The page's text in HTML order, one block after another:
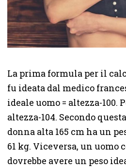
La prima formula per il
fu ideata dal medico
ideale uomo = altezza-100.
altezza-104. Secondo
donna alta 165 cm ha un
61 kg. Viceversa, un uomo
dovrebbe avere un peso